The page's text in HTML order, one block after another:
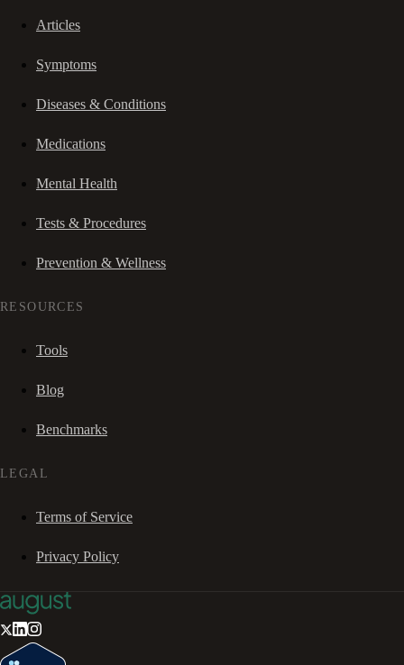
Articles
Symptoms
Diseases & Conditions
Medications
Mental Health
Tests & Procedures
Prevention & Wellness
RESOURCES
Tools
Blog
Benchmarks
LEGAL
Terms of Service
Privacy Policy